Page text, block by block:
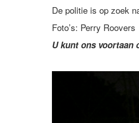
De politie is op zoek
Foto’s: Perry Roovers
U kunt ons voortaan